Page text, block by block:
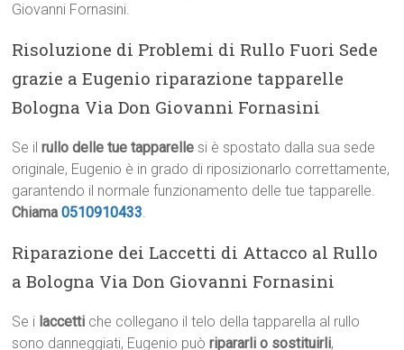
Giovanni Fornasini.
Risoluzione di Problemi di Rullo Fuori Sede
grazie a Eugenio riparazione tapparelle
Bologna Via Don Giovanni Fornasini
Se ilrullo delle tue tapparelle si è spostato dalla sua sede
originale, Eugenio è in grado di riposizionarlo correttamente,
garantendo il normale funzionamento delle tue tapparelle.
Chiama0510910433.
Riparazione dei Laccetti di Attacco al Rullo
a Bologna Via Don Giovanni Fornasini
Se i laccetti che collegano il telo della tapparella al rullo
sono danneggiati, Eugenio puòripararli o sostituirli,